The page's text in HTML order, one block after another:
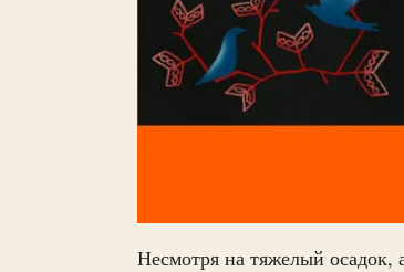
Несмотря на тяжелый осадок,